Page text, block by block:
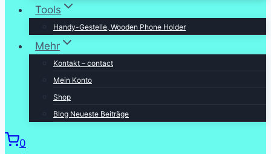
Tools
Handy-Gestelle, Wooden Phone Holder
Mehr
Kontakt – contact
Mein Konto
Shop
Blog Neueste Beiträge
0